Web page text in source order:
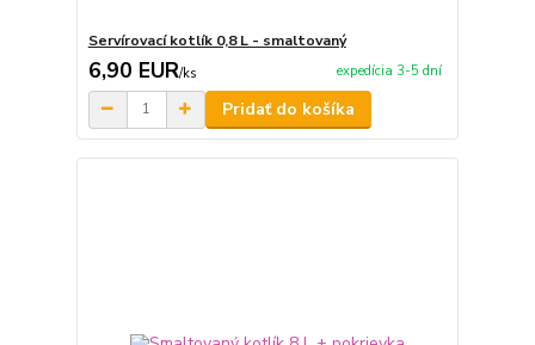
Servírovací kotlík 0,8 L - smaltovaný
6,90 EUR/ks expedícia 3-5 dní
Pridať do košíka